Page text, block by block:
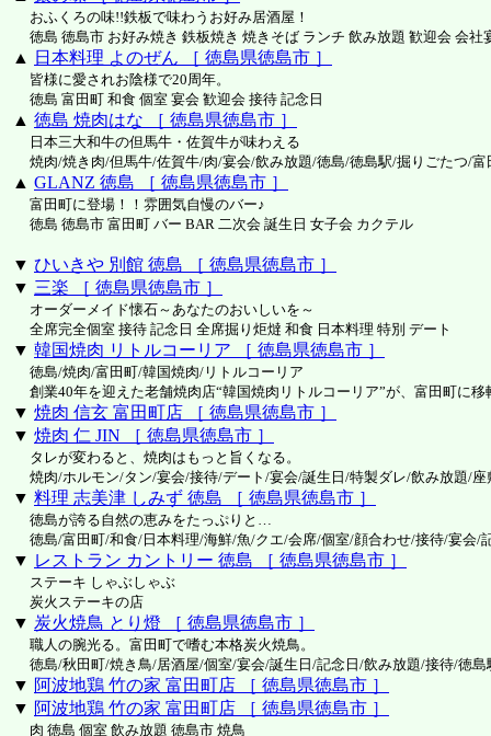
おふくろの味!!鉄板で味わうお好み居酒屋！
徳島 徳島市 お好み焼き 鉄板焼き 焼きそば ランチ 飲み放題 歓迎会 会社
▲ 日本料理 よのぜん ［ 徳島県徳島市 ］
皆様に愛されお陰様で20周年。
徳島 富田町 和食 個室 宴会 歓迎会 接待 記念日
▲ 徳島 焼肉はな ［ 徳島県徳島市 ］
日本三大和牛の但馬牛・佐賀牛が味わえる
焼肉/焼き肉/但馬牛/佐賀牛/肉/宴会/飲み放題/徳島/徳島駅/掘りごたつ/富
▲ GLANZ 徳島 ［ 徳島県徳島市 ］
富田町に登場！！雰囲気自慢のバー♪
徳島 徳島市 富田町 バー BAR 二次会 誕生日 女子会 カクテル
▼ ひいきや 別館 徳島 ［ 徳島県徳島市 ］
▼ 三楽 ［ 徳島県徳島市 ］
オーダーメイド懐石～あなたのおいしいを～
全席完全個室 接待 記念日 全席掘り炬燵 和食 日本料理 特別 デート
▼ 韓国焼肉 リトルコーリア ［ 徳島県徳島市 ］
徳島/焼肉/富田町/韓国焼肉/リトルコーリア
創業40年を迎えた老舗焼肉店“韓国焼肉リトルコーリア”が、富田町に移
▼ 焼肉 信玄 富田町店 ［ 徳島県徳島市 ］
▼ 焼肉 仁 JIN ［ 徳島県徳島市 ］
タレが変わると、焼肉はもっと旨くなる。
焼肉/ホルモン/タン/宴会/接待/デート/宴会/誕生日/特製ダレ/飲み放題/座
▼ 料理 志美津 しみず 徳島 ［ 徳島県徳島市 ］
徳島が誇る自然の恵みをたっぷりと…
徳島/富田町/和食/日本料理/海鮮/魚/クエ/会席/個室/顔合わせ/接待/宴会/
▼ レストラン カントリー 徳島 ［ 徳島県徳島市 ］
ステーキ しゃぶしゃぶ
炭火ステーキの店
▼ 炭火焼鳥 とり燈 ［ 徳島県徳島市 ］
職人の腕光る。富田町で嗜む本格炭火焼鳥。
徳島/秋田町/焼き鳥/居酒屋/個室/宴会/誕生日/記念日/飲み放題/接待/徳島
▼ 阿波地鶏 竹の家 富田町店 ［ 徳島県徳島市 ］
▼ 阿波地鶏 竹の家 富田町店 ［ 徳島県徳島市 ］
肉 徳島 個室 飲み放題 徳島市 焼鳥